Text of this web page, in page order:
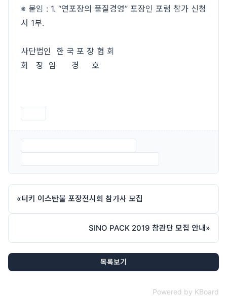
※ 붙임 : 1. “연포장의 품질경영” 포장인 포럼 참가 신청
서 1부.
사단법인 한 국 포 장 협 회
회 장 임 경 호
«터키 이스탄불 포장전시회 참가사 모집
SINO PACK 2019 참관단 모집 안내»
목록보기
Powered by KBoard